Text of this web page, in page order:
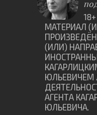
МАТЕРИАЛ
(ИЛИ)
ЮЛЬЕВИЧЕМ
АГЕНТА
ЮЛЬЕВИЧА.